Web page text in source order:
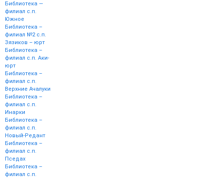
Библиотека —
филиал с.п.
Южное
Библиотека –
филиал №2 с.п.
Зязиков – юрт
Библиотека –
филиал с.п. Аки-
юрт
Библиотека –
филиал с.п.
Верхние Ачалуки
Библиотека –
филиал с.п.
Инарки
Библиотека –
филиал с.п.
Новый-Редант
Библиотека –
филиал с.п.
Пседах
Библиотека –
филиал с.п.